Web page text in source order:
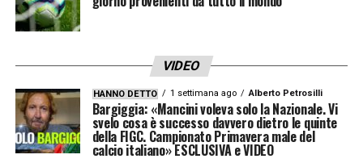
VIDEO
HANNO DETTO 1 settimana ago Alberto Petrosilli
Bargiggia: «Mancini voleva solo la Nazionale. Vi
svelo cosa è successo davvero dietro le quinte
della FIGC. Campionato Primavera male del
calcio italiano» ESCLUSIVA e VIDEO